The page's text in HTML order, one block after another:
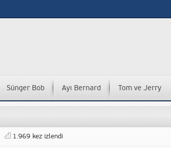
Sünger Bob Ayı Bernard Tom ve Jerry
1.969 kez izlendi